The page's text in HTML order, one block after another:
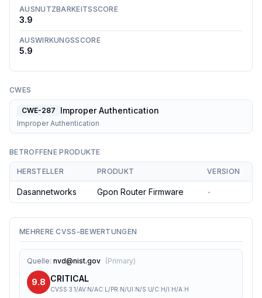
AUSNUTZBARKEITSSCORE
3.9
AUSWIRKUNGSSCORE
5.9
CWES
CWE-287 Improper Authentication
Improper Authentication
BETROFFENE PRODUKTE
HERSTELLER PRODUKT VERSION
Dasannetworks Gpon Router Firmware -
MEHRERE CVSS-BEWERTUNGEN
Quelle: nvd@nist.gov (Primary)
9.8 CRITICAL
CVSS:3.1/AV:N/AC:L/PR:N/UI:N/S:U/C:H/I:H/A:H